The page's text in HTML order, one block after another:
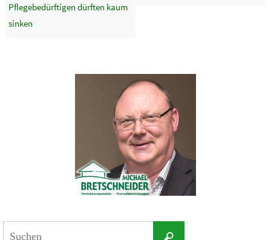
Pflegebedürftigen dürften kaum
sinken
Suchen